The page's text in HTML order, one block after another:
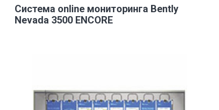
Система online мониторинга Bently
Nevada 3500 ENCORE